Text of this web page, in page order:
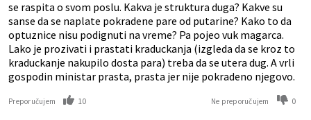
se raspita o svom poslu. Kakva je struktura duga? Kakve su
sanse da se naplate pokradene pare od putarine? Kako to da
optuznice nisu podignuti na vreme? Pa pojeo vuk magarca.
Lako je prozivati i prastati kraduckanja (izgleda da se kroz to
kraduckanje nakupilo dosta para) treba da se utera dug. A vrli
gospodin ministar prasta, prasta jer nije pokradeno njegovo.
Preporučujem 10 Ne preporučujem 0